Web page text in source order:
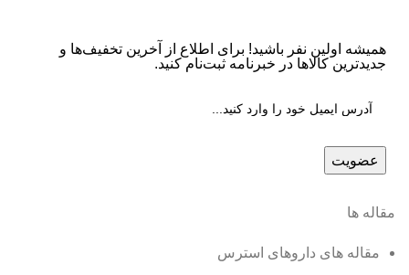
همیشه اولین نفر باشید! برای اطلاع از آخرین تخفیف‌ها و
جدیدترین کالاها در خبرنامه ثبت‌نام کنید.
مقاله ها
مقاله های داروهای استرس